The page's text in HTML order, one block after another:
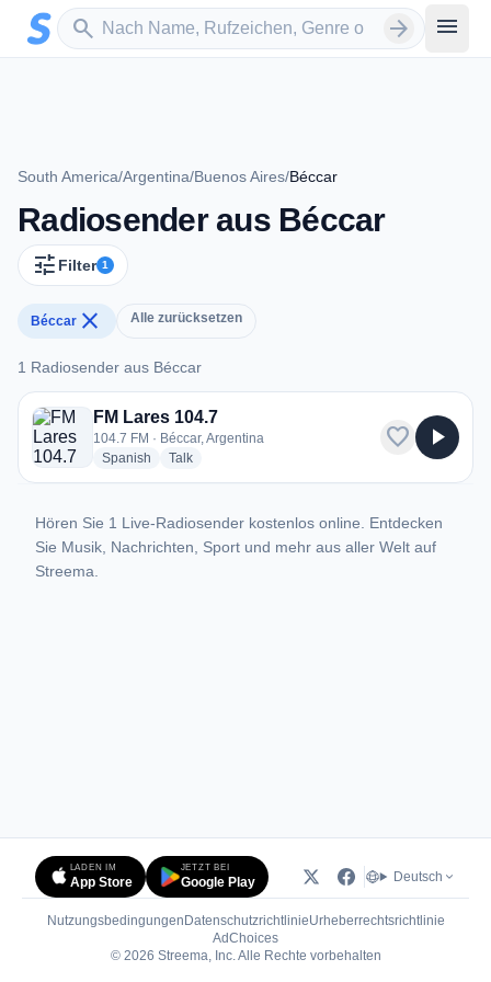
Zum Hauptinhalt springen
search
Sender suchen arrow_forward menu
South America/Argentina/Buenos Aires/Béccar
Radiosender aus Béccar
tune Filter 1
Béccar close Alle zurücksetzen
1 Radiosender aus Béccar
1 Radiosender aus Béccar
FM Lares 104.7
104.7 FM · Béccar, Argentina
Spanish radio stations
Talkradio stations
favorite play_arrow
Hören Sie 1 Live-Radiosender kostenlos online. Entdecken
Sie Musik, Nachrichten, Sport und mehr aus aller Welt auf
Streema.
LADEN IM
App Store
JETZT BEI
Google Play Deutsch
Nutzungsbedingungen DatenschutzrichtlinieUrheberrechtsrichtlinie
AdChoices(öffnet in neuem Tab)
© 2026 Streema, Inc. Alle Rechte vorbehalten